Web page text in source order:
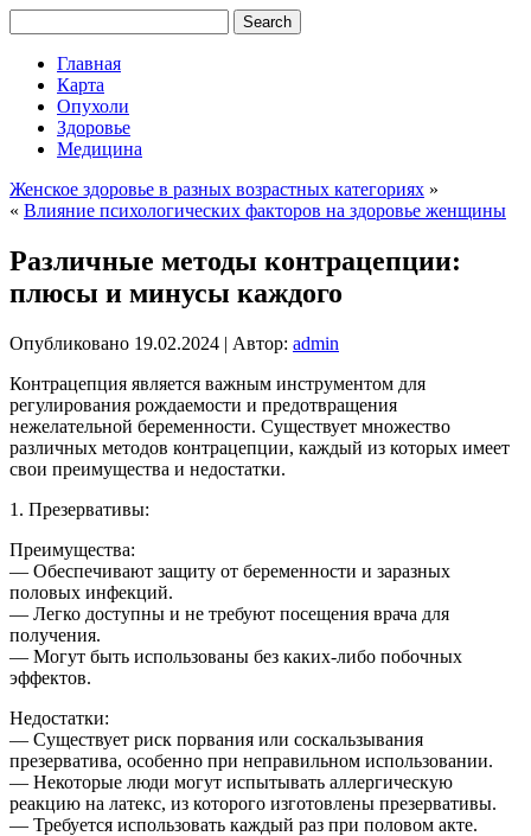
Главная
Карта
Опухоли
Здоровье
Медицина
Женское здоровье в разных возрастных категориях »
« Влияние психологических факторов на здоровье женщины
Различные методы контрацепции:
плюсы и минусы каждого
Опубликовано 19.02.2024 | Автор: admin
Контрацепция является важным инструментом для
регулирования рождаемости и предотвращения
нежелательной беременности. Существует множество
различных методов контрацепции, каждый из которых имеет
свои преимущества и недостатки.
1. Презервативы:
Преимущества:
— Обеспечивают защиту от беременности и заразных
половых инфекций.
— Легко доступны и не требуют посещения врача для
получения.
— Могут быть использованы без каких-либо побочных
эффектов.
Недостатки:
— Существует риск порвания или соскальзывания
презерватива, особенно при неправильном использовании.
— Некоторые люди могут испытывать аллергическую
реакцию на латекс, из которого изготовлены презервативы.
— Требуется использовать каждый раз при половом акте.